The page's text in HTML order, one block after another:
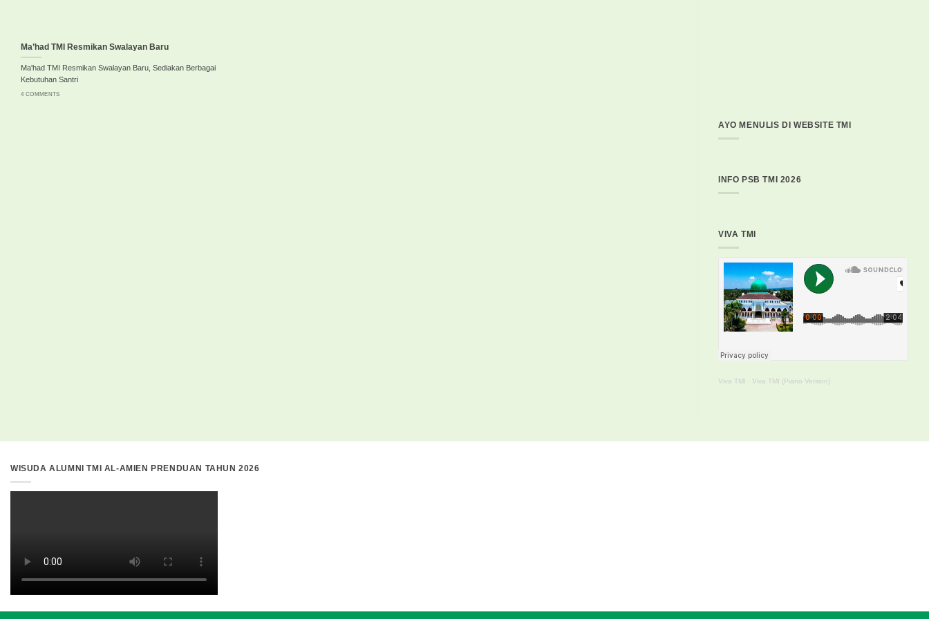
Ma’had TMI Resmikan Swalayan Baru
Ma'had TMI Resmikan Swalayan Baru, Sediakan Berbagai
Kebutuhan Santri
4 COMMENTS
AYO MENULIS DI WEBSITE TMI
INFO PSB TMI 2026
VIVA TMI
Viva TMI · Viva TMI (Piano Version)
WISUDA ALUMNI TMI AL-AMIEN PRENDUAN TAHUN 2026